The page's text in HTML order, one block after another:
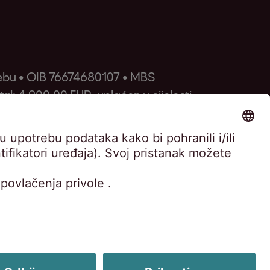
• OIB 76674680107 • MBS
4.900,00 EUR, uplaćen u cijelosti •